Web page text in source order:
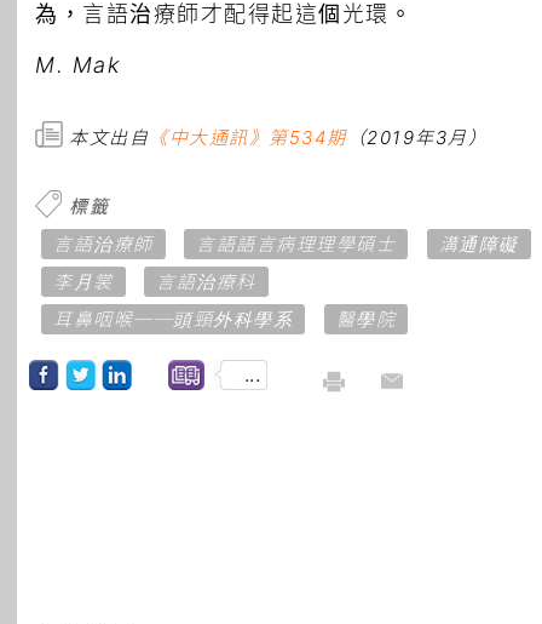
為，言語治療師才配得起這個光環。
M. Mak
本文出自 《中大通訊》第534期（2019年3月）
標籤
言語治療師
言語語言病理理學碩士
溝通障礙
李月裳
言語治療科
耳鼻咽喉──頭頸外科學系
醫學院
...